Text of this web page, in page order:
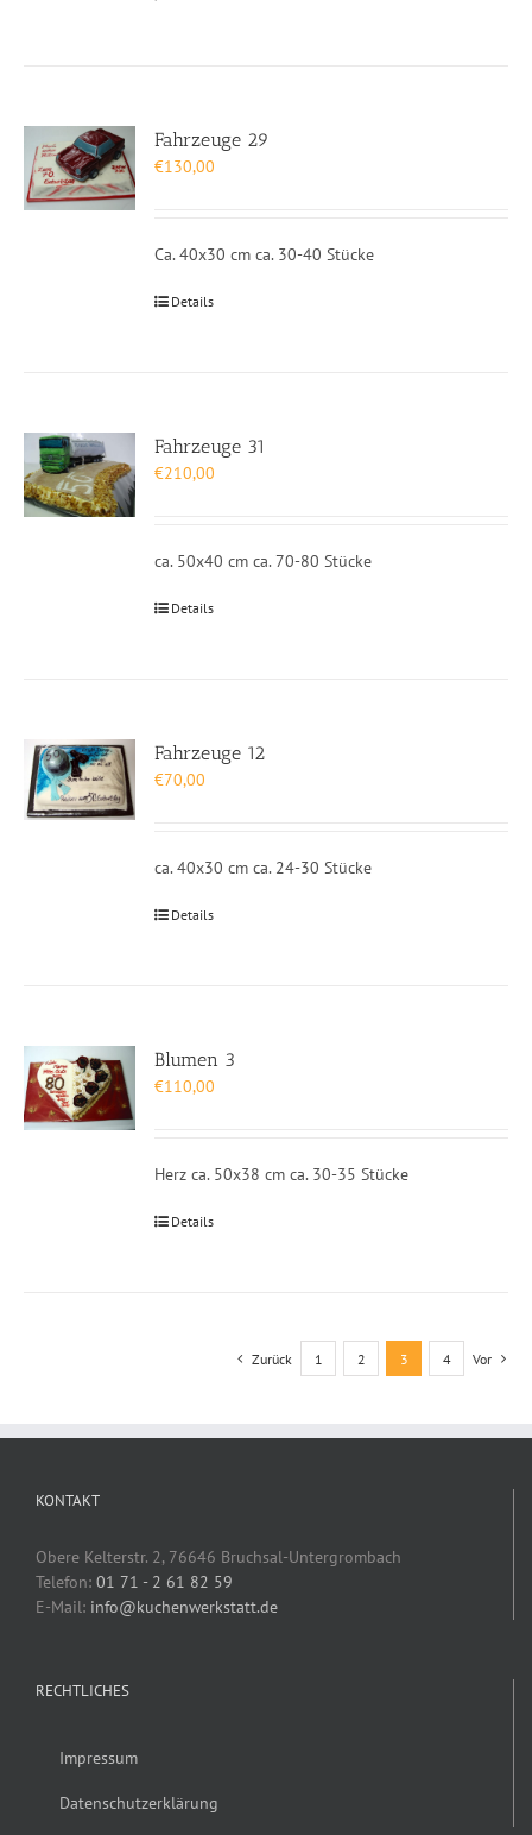
Fahrzeuge 29
€130,00
Ca. 40x30 cm ca. 30-40 Stücke
Details
Fahrzeuge 31
€210,00
ca. 50x40 cm ca. 70-80 Stücke
Details
Fahrzeuge 12
€70,00
ca. 40x30 cm ca. 24-30 Stücke
Details
Blumen 3
€110,00
Herz ca. 50x38 cm ca. 30-35 Stücke
Details
Zurück 1 2 3 4 Vor
KONTAKT
Obere Kelterstr. 2, 76646 Bruchsal-Untergrombach
Telefon: 01 71 - 2 61 82 59
E-Mail: info@kuchenwerkstatt.de
RECHTLICHES
Impressum
Datenschutzerklärung